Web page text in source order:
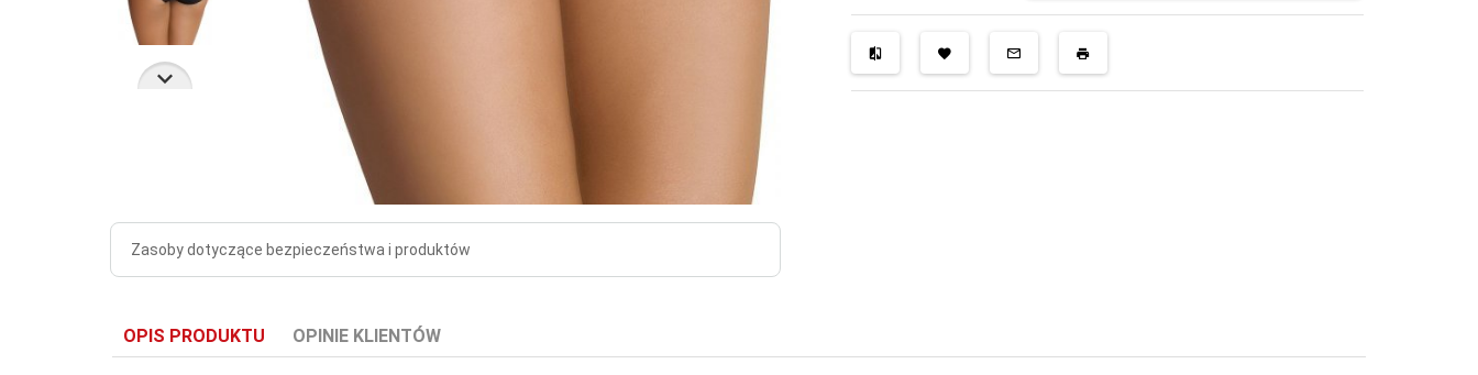
Zasoby dotyczące bezpieczeństwa i produktów
OPIS PRODUKTU OPINIE KLIENTÓW